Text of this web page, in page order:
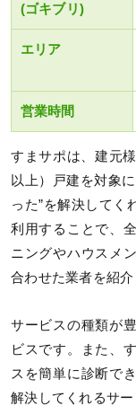
(ゴキブリ)
エリア
営業時間
すまサポは、建元
以上）戸建を対象
った”を解決してく
利用することで、
ニングやハウスメ
合わせた業者を紹介
サービスの種類が
ビスです。また、
スを簡単に診断で
解決してくれるサ